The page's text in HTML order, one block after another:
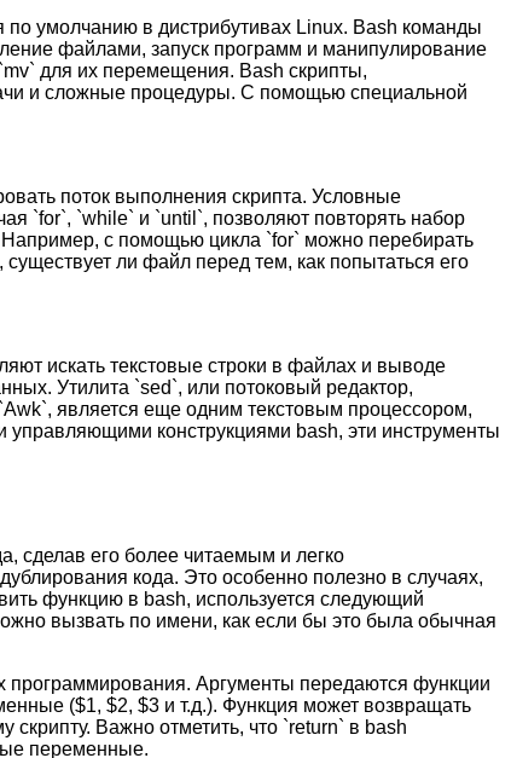
по умолчанию в дистрибутивах Linux. Bash команды
файлами, запуск программ и манипулирование
для их перемещения. Bash скрипты,
и сложные процедуры. С помощью специальной
поток выполнения скрипта. Условные
`for`, `while` и `until`, позволяют повторять набор
с помощью цикла `for` можно перебирать
ли файл перед тем, как попытаться его
искать текстовые строки в файлах и выводе
Утилита `sed`, или потоковый редактор,
является еще одним текстовым процессором,
управляющими конструкциями bash, эти инструменты
сделав его более читаемым и легко
кода. Это особенно полезно в случаях,
функцию в bash, используется следующий
вызвать по имени, как если бы это была обычная
программирования. Аргументы передаются функции
($1, $2, $3 и т.д.). Функция может возвращать
Важно отметить, что `return` в bash
переменные.